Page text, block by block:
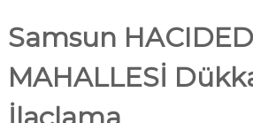
Samsun
MAHALLESİ